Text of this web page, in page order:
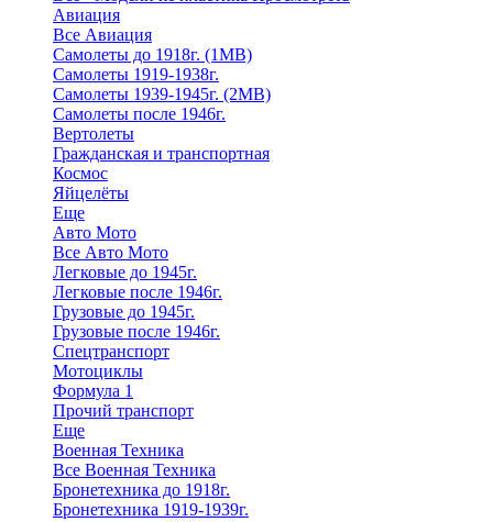
Авиация
Все Авиация
Самолеты до 1918г. (1МВ)
Самолеты 1919-1938г.
Самолеты 1939-1945г. (2МВ)
Самолеты после 1946г.
Вертолеты
Гражданская и транспортная
Космос
Яйцелёты
Еще
Авто Мото
Все Авто Мото
Легковые до 1945г.
Легковые после 1946г.
Грузовые до 1945г.
Грузовые после 1946г.
Спецтранспорт
Мотоциклы
Формула 1
Прочий транспорт
Еще
Военная Техника
Все Военная Техника
Бронетехника до 1918г.
Бронетехника 1919-1939г.